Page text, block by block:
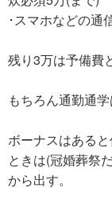
･スマホなどの通
残り3万は予備費
もちろん通勤通
ボーナスはある
ときは(冠婚葬祭
から出す。